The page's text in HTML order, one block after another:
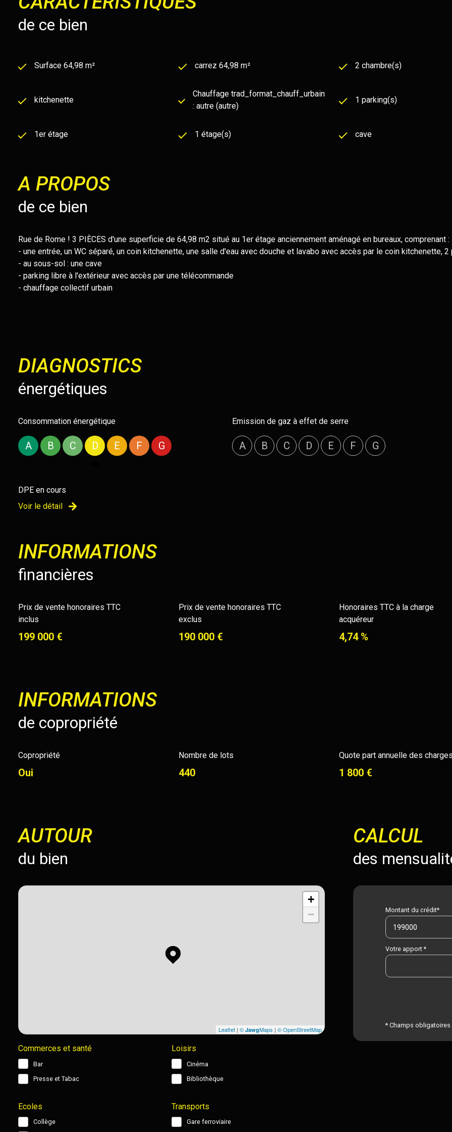
de ce bien
Surface 64,98 m² carrez 64,98 m² 2 chambre(s)
kitchenette
Chauffage trad_format_chauff_urbain
: autre (autre)
1 parking(s)
1er étage 1 étage(s) cave
A PROPOS
de ce bien
Rue de Rome ! 3 PIÈCES d'une superficie de 64,98 m2 situé au 1er étage anciennement aménagé en bureaux, comprenant :
- une entrée, un WC séparé, un coin kitchenette, une salle d'eau avec douche et lavabo avec accès par le coin kitchenette,
- au sous-sol : une cave
- parking libre à l'extérieur avec accès par une télécommande
- chauffage collectif urbain
DIAGNOSTICS
énergétiques
Consommation énergétique
A B C D E F G
Emission de gaz à effet de serre
A B C D E F G
DPE en cours
Voir le détail
INFORMATIONS
financières
Prix de vente honoraires TTC
inclus
199 000 €
Prix de vente honoraires TTC
exclus
190 000 €
Honoraires TTC à la charge
acquéreur
4,74 %
INFORMATIONS
de copropriété
Copropriété
Oui
Nombre de lots
440
Quote part annuelle des
1 800 €
AUTOUR
du bien
+
−
Leaflet | © JawgMaps | © OpenStreetMap
Commerces et santé
Bar
Presse et Tabac
Loisirs
Cinéma
Bibliothèque
Ecoles
Collège
Transports
Gare ferroviaire
CALCUL
des
Montant du crédit*
Votre apport *
* Champs obligatoires